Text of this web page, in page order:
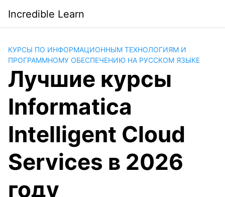
contenido
Incredible Learn
КУРСЫ ПО ИНФОРМАЦИОННЫМ ТЕХНОЛОГИЯМ И
ПРОГРАММНОМУ ОБЕСПЕЧЕНИЮ НА РУССКОМ ЯЗЫКЕ
Лучшие курсы
Informatica
Intelligent Cloud
Services в 2026
году